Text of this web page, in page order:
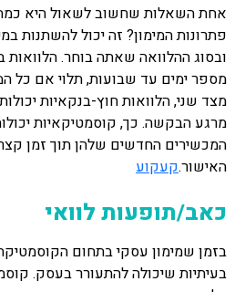
אחת השאלות שחשוב לשאול היא
פתרונות המימון? זה יכול להשתנות
ובסוג ההלוואה שאתה בוחר. הלוואות
מספר ימים עד שבועות, תלוי אם כל
מצד שני, הלוואות חוץ-בנקאיות
מרגע הבקשה. כך, קוסמטיקאיות
המכשירים החדשים שלהן תוך זמן
האישור.קעקוע
כאב/תופעות לוואי
בזמן שמימון עסקי בתחום
בעיתיות שיכולה להתעורר בעסק.